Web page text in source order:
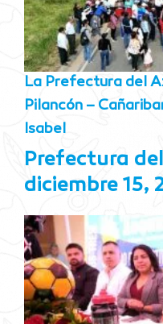
La Prefectura del
Pilancón –
Isabel
Prefectura
diciembre 15,